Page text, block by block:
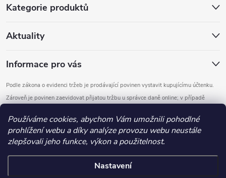
Používáme cookies, abychom Vám umožnili pohodlné
prohlížení webu a díky analýze provozu webu neustále
zlepšovali jeho funkce, výkon a použitelnost.
Nastavení
Kategorie produktů
Aktuality
Informace pro vás
Podle zákona o evidenci tržeb je prodávající povinen vystavit kupujícímu účtenku.
Zároveň je povinen zaevidovat přijatou tržbu u správce daně online; v případě
Vytvořil Shoptet
Copyright 2026DOMYS. Všechna práva vyhrazena.